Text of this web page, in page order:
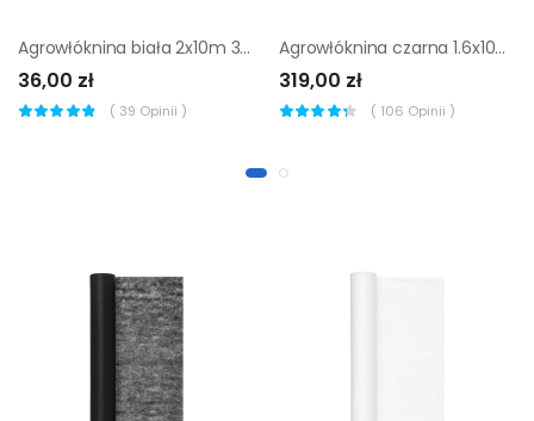
Agrowłóknina biała 2x10m 30g/m Geolia
36,00 zł
( 39 Opinii )
Agrowłóknina czarna 1.6x100 m 100g/m2 Foliarex
319,00 zł
( 106 Opinii )